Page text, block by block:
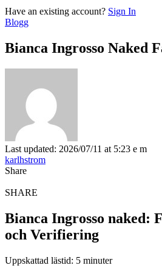
Have an existing account? Sign In
Blogg
Bianca Ingrosso Naked
Last updated: 2026/07/11 at 5:23 e m
karlhstrom
Share
SHARE
Bianca Ingrosso naked:
och Verifiering
Uppskattad lästid: 5 minuter